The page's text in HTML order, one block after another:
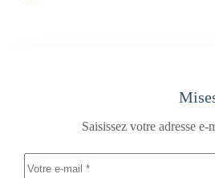
Saisissez votre adresse